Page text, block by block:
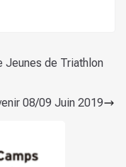
Jeunes de Triathlon
08/09 Juin 2019